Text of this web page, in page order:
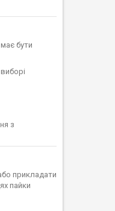
бути
з
прикладати
пайки